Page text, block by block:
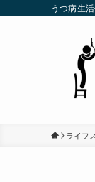
うつ病生
ライフ